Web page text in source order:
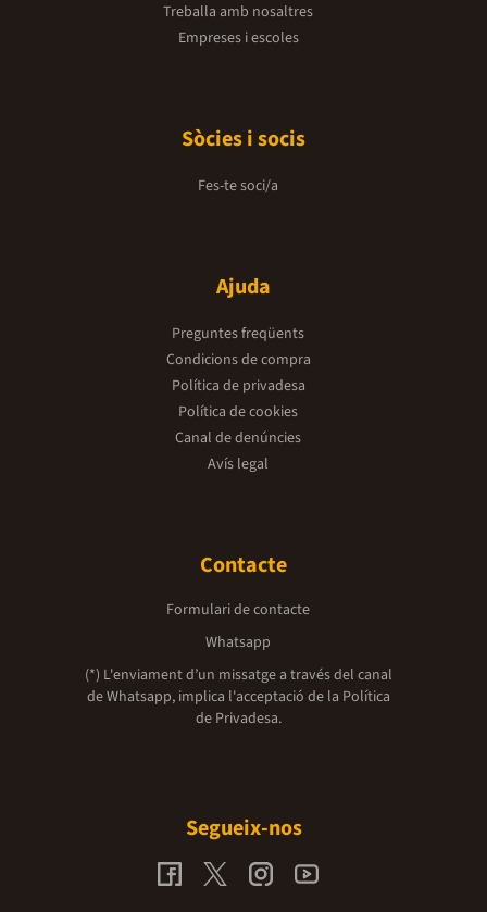
Treballa amb nosaltres
Empreses i escoles
Sòcies i socis
Fes-te soci/a
Ajuda
Preguntes freqüents
Condicions de compra
Política de privadesa
Política de cookies
Canal de denúncies
Avís legal
Contacte
Formulari de contacte
Whatsapp
(*) L'enviament d’un missatge a través del canal
de Whatsapp, implica l'acceptació de la Política
de Privadesa.
Segueix-nos